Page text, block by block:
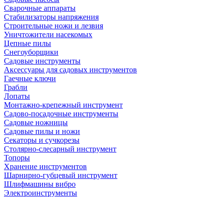
Сварочные аппараты
Стабилизаторы напряжения
Строительные ножи и лезвия
Уничтожители насекомых
Цепные пилы
Снегоуборщики
Садовые инструменты
Аксессуары для садовых инструментов
Гаечные ключи
Грабли
Лопаты
Монтажно-крепежный инструмент
Садово-посадочные инструменты
Садовые ножницы
Садовые пилы и ножи
Секаторы и сучкорезы
Столярно-слесарный инструмент
Топоры
Хранение инструментов
Шарнирно-губцевый инструмент
Шлифмашины вибро
Электроинструменты